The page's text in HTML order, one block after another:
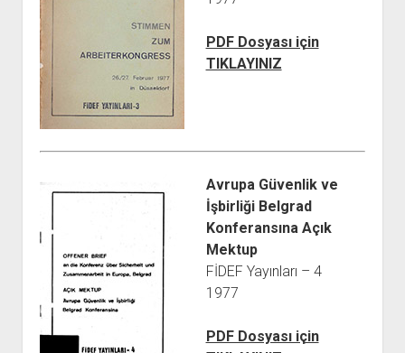
YURTDIŞI KİTAPLIĞI
ATTF KİTAPLIĞI
FİDEF KİTAPLIĞI
TDF KİTAPLIĞI
GDF KİTAPLIĞI
PDF Dosyası için
TIKLAYINIZ
Avrupa Güvenlik ve
İşbirliği Belgrad
Konferansına Açık
Mektup
FİDEF Yayınları – 4
1977
PDF Dosyası için